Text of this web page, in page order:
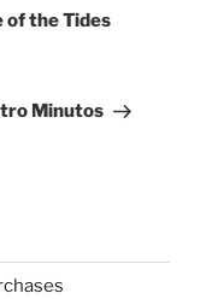
of the Tides
Minutos